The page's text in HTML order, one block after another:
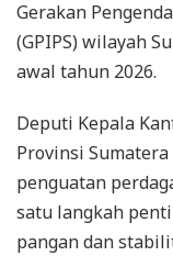
Gerakan
(GPIPS) wilayah
awal tahun 2026.
Deputi Kepala
Provinsi
penguatan
satu langkah
pangan dan